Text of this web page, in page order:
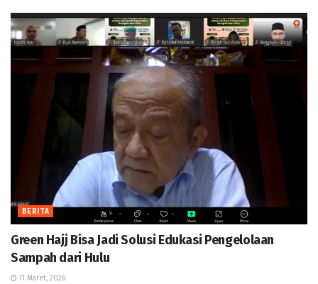
BERITA
Green Hajj Bisa Jadi Solusi Edukasi Pengelolaan
Sampah dari Hulu
11 Maret, 2026